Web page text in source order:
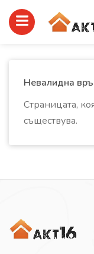
Невалидна
Страницата,
съществува.